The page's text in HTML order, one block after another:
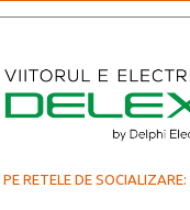
PE RETELE DE SOCIALIZARE: